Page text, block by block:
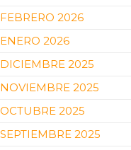
FEBRERO 2026
ENERO 2026
DICIEMBRE 2025
NOVIEMBRE 2025
OCTUBRE 2025
SEPTIEMBRE 2025